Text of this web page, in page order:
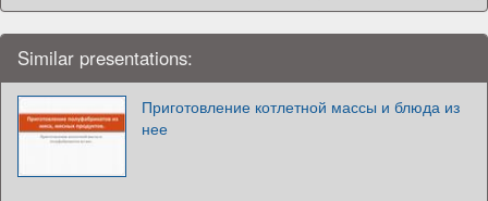
Similar presentations:
Приготовление котлетной массы и блюда из
нее